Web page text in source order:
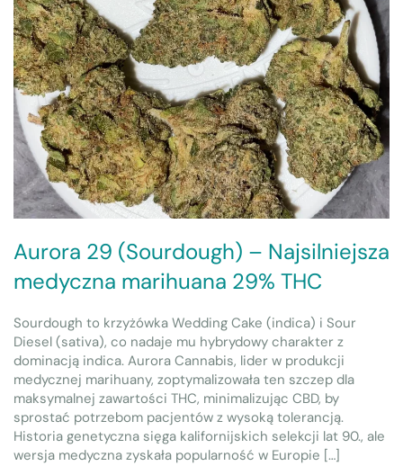
Aurora 29 (Sourdough) – Najsilniejsza
medyczna marihuana 29% THC
Sourdough to krzyżówka Wedding Cake (indica) i Sour
Diesel (sativa), co nadaje mu hybrydowy charakter z
dominacją indica. Aurora Cannabis, lider w produkcji
medycznej marihuany, zoptymalizowała ten szczep dla
maksymalnej zawartości THC, minimalizując CBD, by
sprostać potrzebom pacjentów z wysoką tolerancją.
Historia genetyczna sięga kalifornijskich selekcji lat 90., ale
wersja medyczna zyskała popularność w Europie […]